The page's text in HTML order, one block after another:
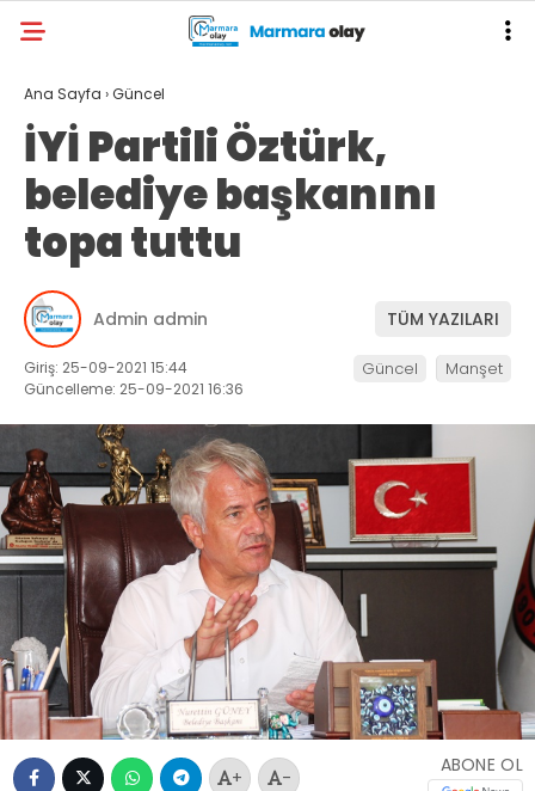
Ana Sayfa ›Güncel
İYİ Partili Öztürk,
belediye başkanını
topa tuttu
Admin admin TÜM YAZILARI
Giriş: 25-09-2021 15:44
Güncelleme: 25-09-2021 16:36
Güncel Manşet
+ -
ABONE OL